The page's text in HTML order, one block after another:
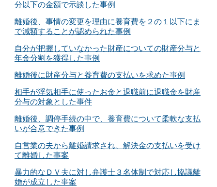
分以下の金額で示談した事例
離婚後、事情の変更を理由に養育費を２の１以下にま
で減額することが認められた事例
自分が把握していなかった財産についての財産分与と
年金分割を獲得した事例
離婚後に財産分与と養育費の支払いを求めた事例
相手が浮気相手に使ったお金と退職前に退職金を財産
分与の対象とした事件
離婚後、調停手続の中で、養育費について柔軟な支払
いが合意できた事例
自営業の夫から離婚請求され、解決金の支払いを受け
て離婚した事案
暴力的なＤＶ夫に対し弁護士３名体制で対応し協議離
婚が成立した事案